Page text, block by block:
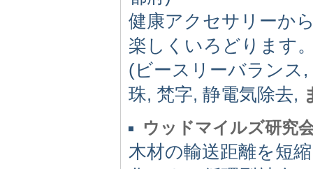
健康アクセサリーか
楽しくいろどります
(ビースリーバランス
珠, 梵字, 静電気除去,
ウッドマイルズ研究
木材の輸送距離を短